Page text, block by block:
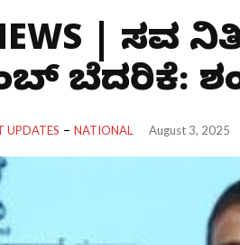
| ಸಚಿವ
ಬೆದರಿಕೆ:
UPDATES NATIONAL August 3, 2025